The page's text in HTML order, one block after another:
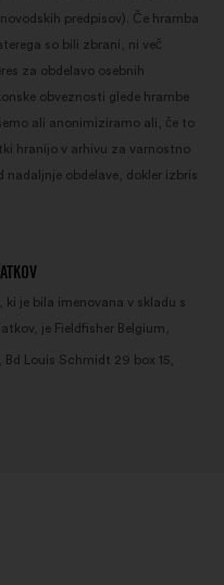
predpisov). Če hramba
so bili zbrani, ni več
za obdelavo osebnih
obveznosti glede hrambe
ali anonimiziramo ali, če to
hranijo v arhivu za varnostno
nadaljnje obdelave, dokler izbris
je bila imenovana v skladu s
je Fieldfisher Belgium,
Bd Louis Schmidt 29 box 15,